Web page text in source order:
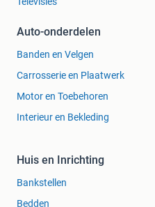
Auto-onderdelen
Banden en Velgen
Carrosserie en Plaatwerk
Motor en Toebehoren
Interieur en Bekleding
Huis en Inrichting
Bankstellen
Bedden